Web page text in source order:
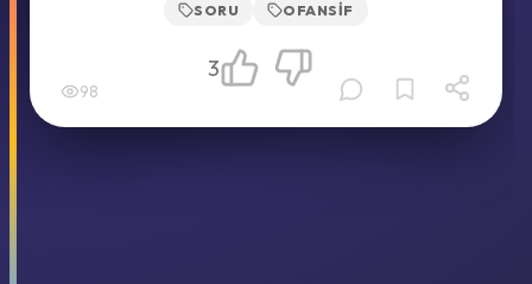
SORU OFANSIF
98
3